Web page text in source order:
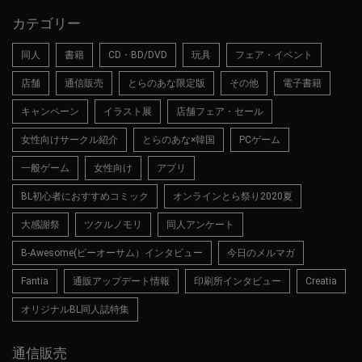
カテゴリー
同人 書籍 CD・BD/DVD 玩具 フェア・イベント
店舗 通信販売 とらのあな限定版 その他 電子書籍
キャンペーン イラスト展 店舗フェア・セール
女性向けサークル紹介 とらのあな×韓国 PCゲーム
一般ゲーム 女性向け アプリ
BL初心者におすすめコミック オンラインとら祭り2020夏
大感謝祭 ツクルノモリ 同人アンケート
B-Awesome(ビーオーサム）インタビュー 今日のメルマガ
Fantia 通販アップデート情報 印刷所インタビュー Creatia
オリジナルBL同人誌特集
通信販売